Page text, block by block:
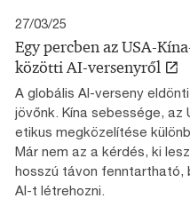
27/03/25
Egy percben az USA-
közötti AI-versenyről
A globális AI-verseny
jövőnk. Kína sebessége, az
etikus megközelítése
Már nem az a kérdés, ki
hosszú távon fenntartható,
AI-t létrehozni.